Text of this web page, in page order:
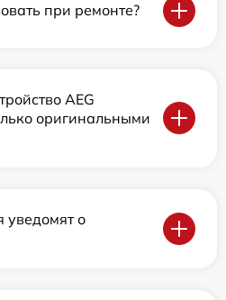
при ремонте?
AEG
оригинальными
уведомят о